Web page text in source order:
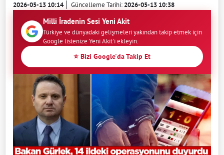
2026-05-13 10:14 Güncelleme Tarihi:2026-05-13 10:38
Milli İradenin Sesi Yeni Akit
Türkiye ve dünyadaki gelişmeleri yakından takip etmek için
Google listenize Yeni Akit'i ekleyin.
⭐ Bizi Google'da Takip Et